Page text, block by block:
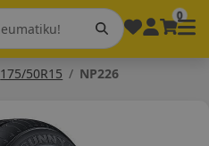
0
175/50R15 NP226